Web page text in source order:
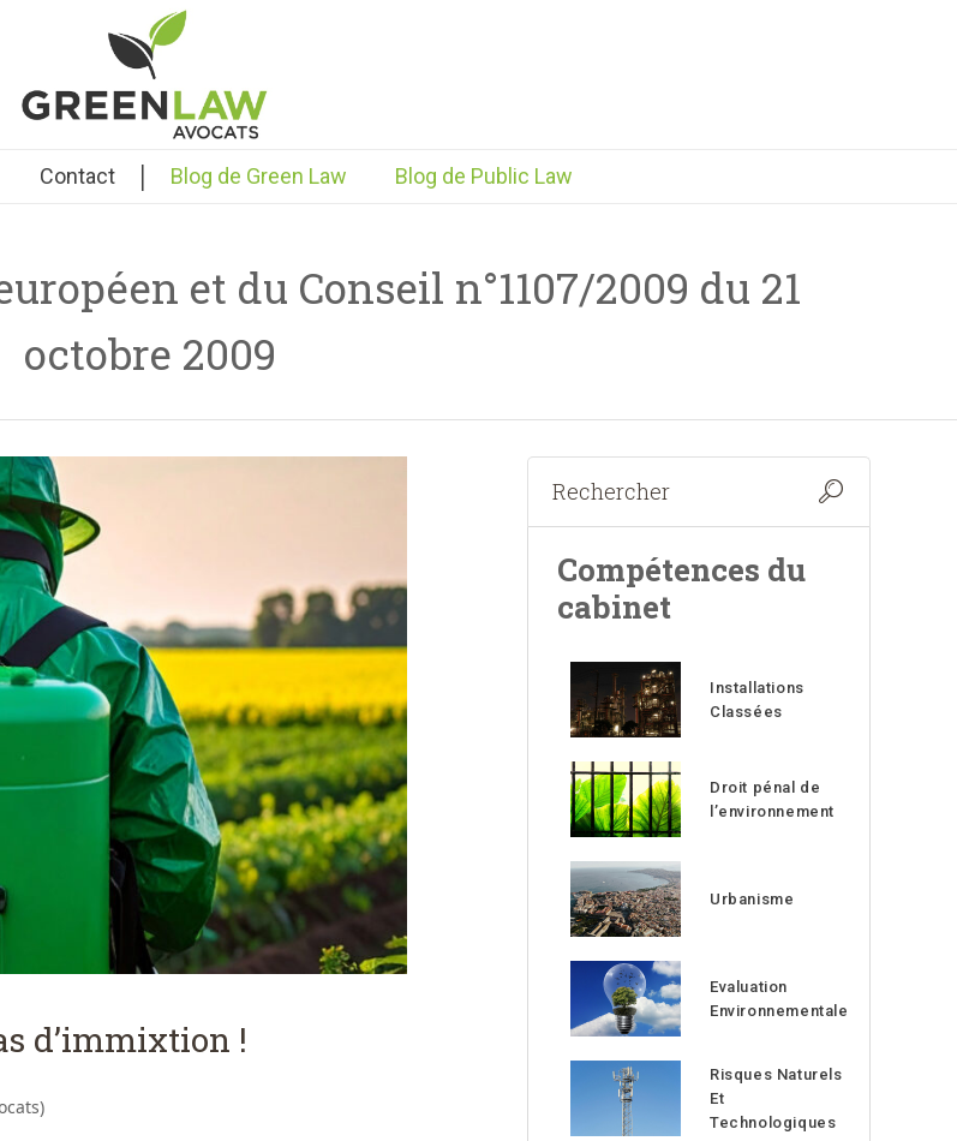
Contact | Blog de Green Law Blog de Public Law
et du Conseil n°1107/2009 du 21
octobre 2009
d’immixtion !
Compétences du
cabinet
Installations
Classées
Droit pénal de
l’environnement
Urbanisme
Evaluation
Environnementale
Risques Naturels
Et
Technologiques